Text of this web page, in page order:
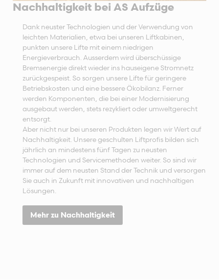
Nachhaltigkeit bei AS Aufzüge
Dank neuster Technologien und der Verwendung von
leichten Materialien, etwa bei unseren Liftkabinen,
punkten unsere Lifte mit einem niedrigen
Energieverbrauch. Ausserdem wird überschüssige
Bremsenergie direkt wieder ins hauseigene Stromnetz
zurückgespeist. So sorgen unsere Lifte für geringere
Betriebskosten und eine bessere Ökobilanz. Ferner
werden Komponenten, die bei einer Modernisierung
ausgebaut werden, stets rezykliert oder umweltgerecht
entsorgt.
Aber nicht nur bei unseren Produkten legen wir Wert auf
Nachhaltigkeit. Unsere geschulten Liftprofis bilden sich
jährlich an mindestens fünf Tagen zu neusten
Technologien und Servicemethoden weiter. So sind wir
immer auf dem neusten Stand der Technik und versorgen
Sie auch in Zukunft mit innovativen und nachhaltigen
Lösungen.
Mehr zu Nachhaltigkeit